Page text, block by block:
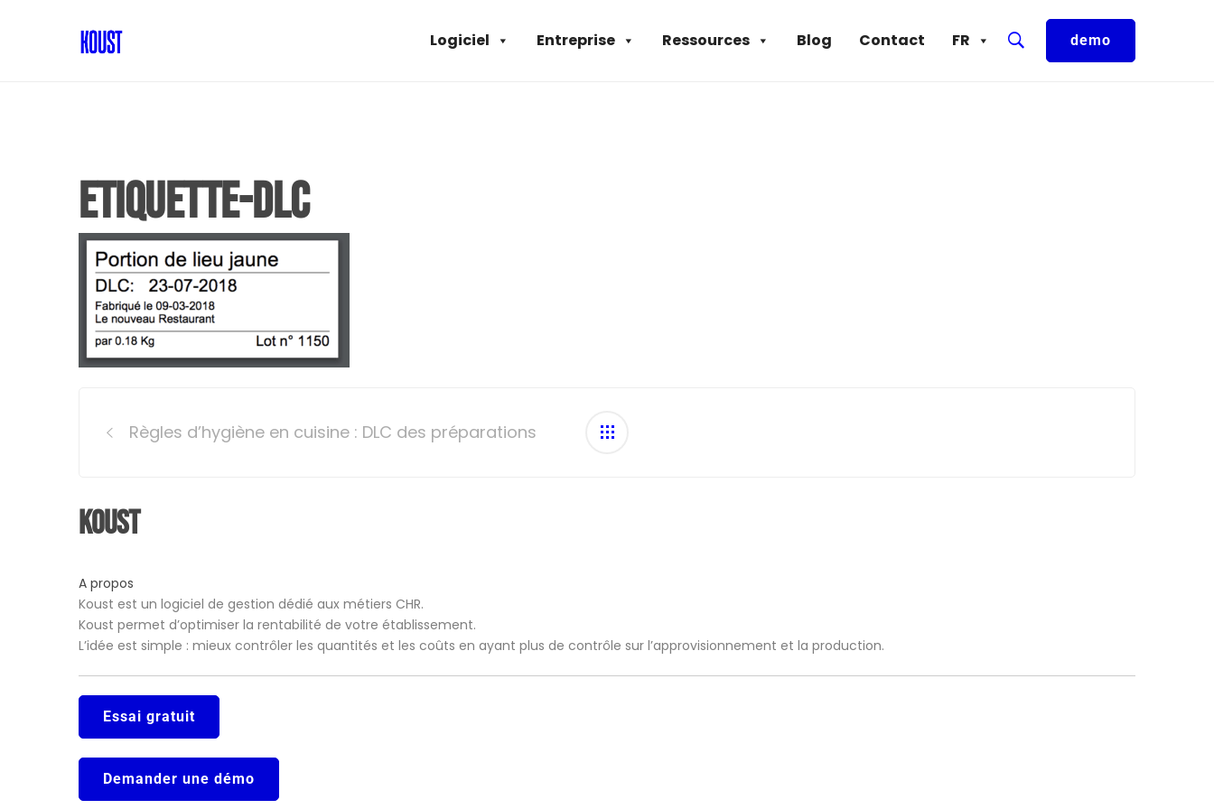
FR
Contact
Blog
Ressources
Entreprise
Logiciel demo
etiquette-dlc
navigation
Règles d’hygiène en cuisine : DLC des préparations
Koust
A propos
Koust est un logiciel de gestion dédié aux métiers CHR.
Koust permet d’optimiser la rentabilité de votre établissement.
L’idée est simple : mieux contrôler les quantités et les coûts en ayant plus de contrôle sur l’approvisionnement et la production.
Essai gratuit
Demander une démo